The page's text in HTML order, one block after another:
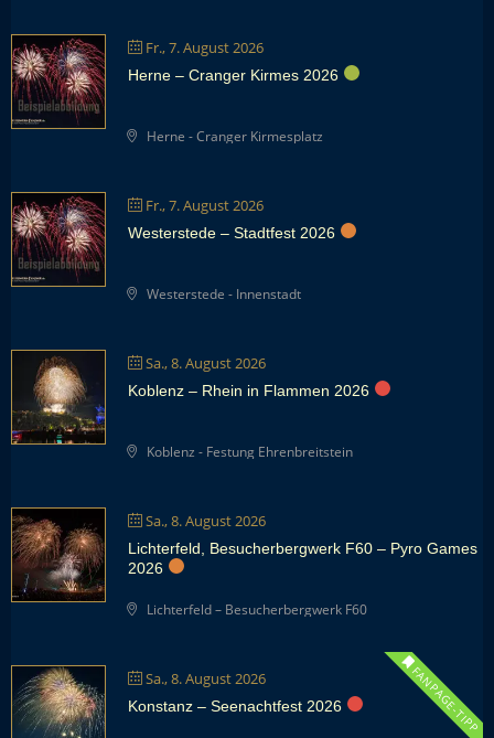
Fr., 7. August 2026
Herne – Cranger Kirmes 2026
Herne - Cranger Kirmesplatz
Fr., 7. August 2026
Westerstede – Stadtfest 2026
Westerstede - Innenstadt
Sa., 8. August 2026
Koblenz – Rhein in Flammen 2026
Koblenz - Festung Ehrenbreitstein
Sa., 8. August 2026
Lichterfeld, Besucherbergwerk F60 – Pyro Games
2026
Lichterfeld – Besucherbergwerk F60
Sa., 8. August 2026 FANPAGE-TIPP
Konstanz – Seenachtfest 2026